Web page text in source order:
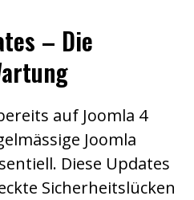
– Die
auf Joomla 4
Joomla
Diese Updates
Sicherheitslücken